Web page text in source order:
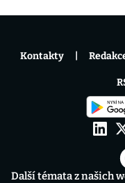
Další témata z našich
Kontakty